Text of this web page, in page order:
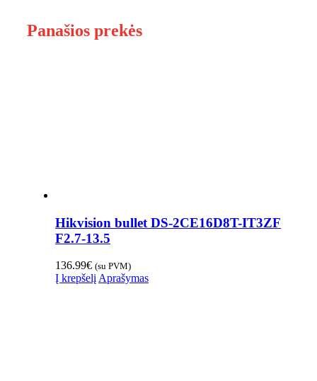
Panašios prekės
Hikvision bullet DS-2CE16D8T-IT3ZF
F2.7-13.5
136.99€ (su PVM)
Į krepšelį Aprašymas